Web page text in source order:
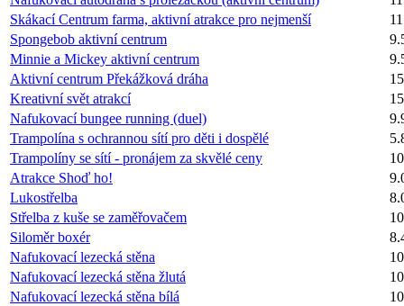
Skákací Centrum farma, aktivní atrakce pro nejmenší
Spongebob aktivní centrum
Minnie a Mickey aktivní centrum
Aktivní centrum Překážková dráha
Kreativní svět atrakcí
Nafukovací bungee running (duel)
Trampolína s ochrannou sítí pro děti i dospělé
Trampolíny se sítí - pronájem za skvělé ceny
Atrakce Shoď ho!
Lukostřelba
Střelba z kuše se zaměřovačem
Siloměr boxér
Nafukovací lezecká stěna
Nafukovací lezecká stěna žlutá
Nafukovací lezecká stěna bílá